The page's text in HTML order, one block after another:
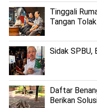
Tinggali
Tangan
Sidak SPBU,
Daftar
Berikan